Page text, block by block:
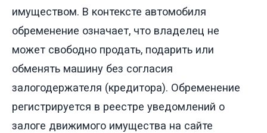
имуществом. В контексте автомобиля
обременение означает, что владелец не
может свободно продать, подарить или
обменять машину без согласия
залогодержателя (кредитора). Обременение
регистрируется в реестре уведомлений о
залоге движимого имущества на сайте